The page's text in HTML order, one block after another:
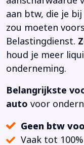
aan btw, die je
zou moeten
Belastingdienst.
houd je meer
onderneming.
Belangrijkste
auto voor
Geen btw
Vaak tot